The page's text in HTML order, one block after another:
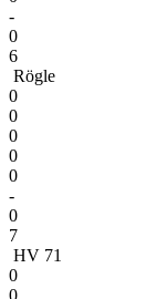
-
0
6
Rögle
0
0
0
0
0
-
0
7
HV 71
0
0